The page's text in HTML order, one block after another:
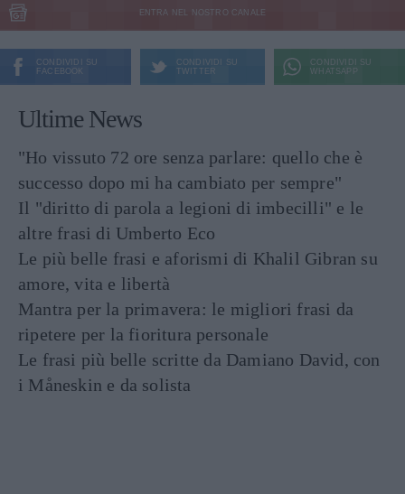
ENTRA NEL NOSTRO CANALE
CONDIVIDI SU
FACEBOOK
CONDIVIDI SU
TWITTER
CONDIVIDI SU
WHATSAPP
Ultime News
"Ho vissuto 72 ore senza parlare: quello che è
successo dopo mi ha cambiato per sempre"
Il "diritto di parola a legioni di imbecilli" e le
altre frasi di Umberto Eco
Le più belle frasi e aforismi di Khalil Gibran su
amore, vita e libertà
Mantra per la primavera: le migliori frasi da
ripetere per la fioritura personale
Le frasi più belle scritte da Damiano David, con
i Måneskin e da solista